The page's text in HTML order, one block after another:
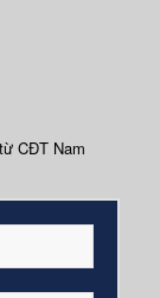
CĐT Nam